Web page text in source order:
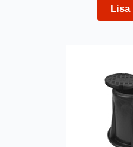
Lisa